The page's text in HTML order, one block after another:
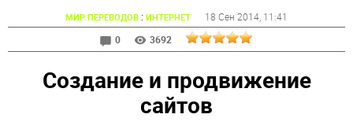
МИР ПЕРЕВОДОВ : ИНТЕРНЕТ 18 Сен 2014 , 11:41
0
3692
Создание и продвижение
сайтов